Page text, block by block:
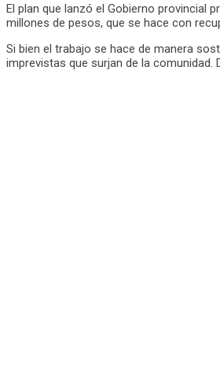
El plan que lanzó el Gobierno provincial
millones de pesos, que se hace con
Si bien el trabajo se hace de manera
imprevistas que surjan de la comunidad.